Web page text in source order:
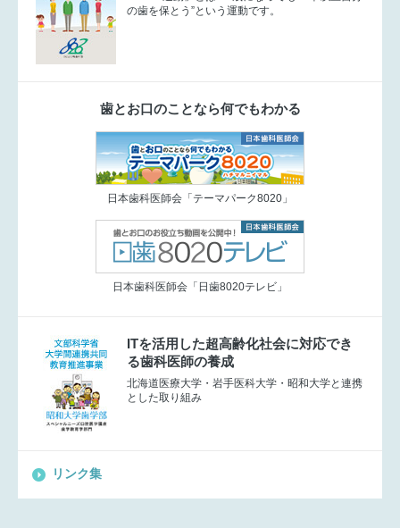
の歯を保とう”という運動です。
歯とお口のことなら何でもわかる
日本歯科医師会「テーマパーク8020」
日本歯科医師会「日歯8020テレビ」
ITを活用した超高齢化社会に対応でき
る歯科医師の養成
北海道医療大学・岩手医科大学・昭和大学と連携
とした取り組み
リンク集